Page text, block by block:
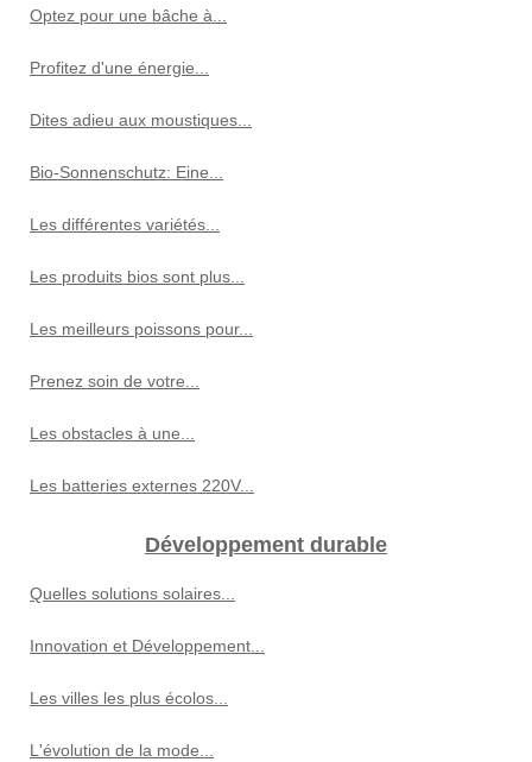
Optez pour une bâche à...
Profitez d'une énergie...
Dites adieu aux moustiques...
Bio-Sonnenschutz: Eine...
Les différentes variétés...
Les produits bios sont plus...
Les meilleurs poissons pour...
Prenez soin de votre...
Les obstacles à une...
Les batteries externes 220V...
Développement durable
Quelles solutions solaires...
Innovation et Développement...
Les villes les plus écolos...
L'évolution de la mode...